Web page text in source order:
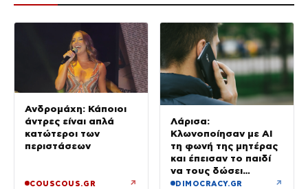
Ανδρομάχη: Κάποιοι
άντρες είναι απλά
κατώτεροι των
περιστάσεων
COUSCOUS.GR ↗
Λάρισα:
Κλωνοποίησαν με AI
τη φωνή της μητέρας
και έπεισαν το παιδί
να τους δώσει
χρήματα και
DIMOCRACY.GR ↗